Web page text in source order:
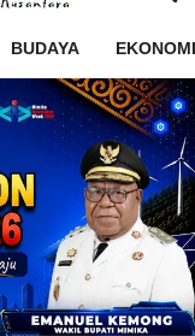
BUDAYA EKONOMI